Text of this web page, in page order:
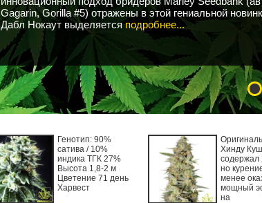
Gagarin, Gorilla #5) отражены в этой гениальной
Дабл Нокаут выделяетсяподробнее...
Генотип: 90%
сатива / 10%
индика ТГК 27%
Высота 1,8-2 м
Цветение 71 день
Харвест
Хинду Куш
содержал
но
менее
мощный
на